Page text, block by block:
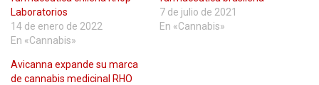
Laboratorios
14 de enero de 2022
En «Cannabis»
7 de julio de 2021
En «Cannabis»
Avicanna expande su marca
de cannabis medicinal RHO